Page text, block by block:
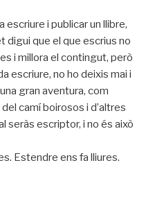
escriure i publicar un llibre,
digui que el que escrius no
i millora el contingut, però
escriure, no ho deixis mai i
gran aventura, com
camí boirosos i d’altres
seràs escriptor, i no és això
Estendre ens fa lliures.